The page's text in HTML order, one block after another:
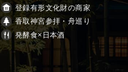
登録有形文化財の商家
香取神宮参拝・舟巡り
発酵食×日本酒